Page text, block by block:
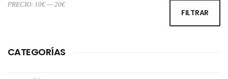
FILTRAR
PRECIO: 10€ — 20€
CATEGORÍAS